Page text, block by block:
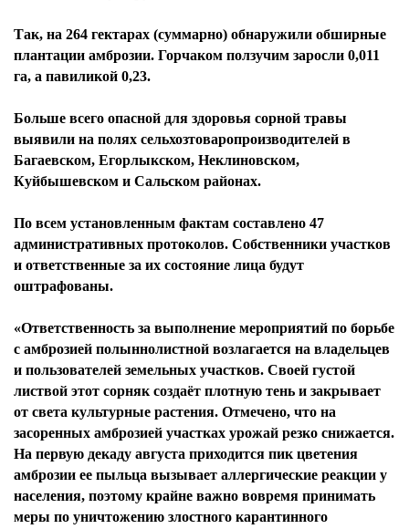
Так, на 264 гектарах (суммарно) обнаружили обширные
плантации амброзии. Горчаком ползучим заросли 0,011
га, а павиликой 0,23.
Больше всего опасной для здоровья сорной травы
выявили на полях сельхозтоваропроизводителей в
Багаевском, Егорлыкском, Неклиновском,
Куйбышевском и Сальском районах.
По всем установленным фактам составлено 47
административных протоколов. Собственники участков
и ответственные за их состояние лица будут
оштрафованы.
«Ответственность за выполнение мероприятий по борьбе
с амброзией полыннолистной возлагается на владельцев
и пользователей земельных участков. Своей густой
листвой этот сорняк создаёт плотную тень и закрывает
от света культурные растения. Отмечено, что на
засоренных амброзией участках урожай резко снижается.
На первую декаду августа приходится пик цветения
амброзии ее пыльца вызывает аллергические реакции у
населения, поэтому крайне важно вовремя принимать
меры по уничтожению злостного карантинного